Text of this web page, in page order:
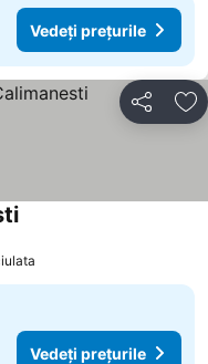
Vedeți prețurile
Distribuiți
Vedeți prețurile
Vedeți prețurile